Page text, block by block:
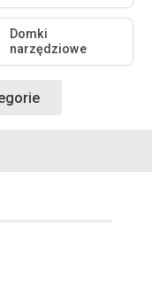
Domki
narzędziowe